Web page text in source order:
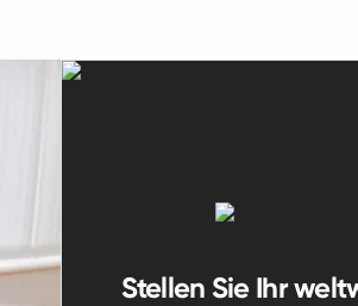
Stellen Sie Ihr